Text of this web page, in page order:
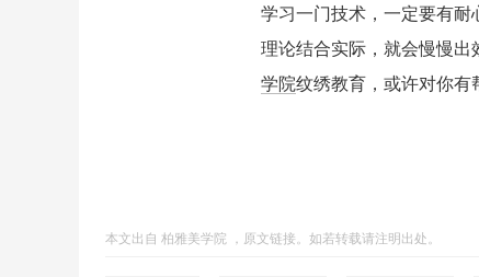
学习一门技术，一定要有耐
理论结合实际，就会慢慢出
学院纹绣教育，或许对你有
本文出自 柏雅美学院 ， 原文链接。如若转载请注明出处。